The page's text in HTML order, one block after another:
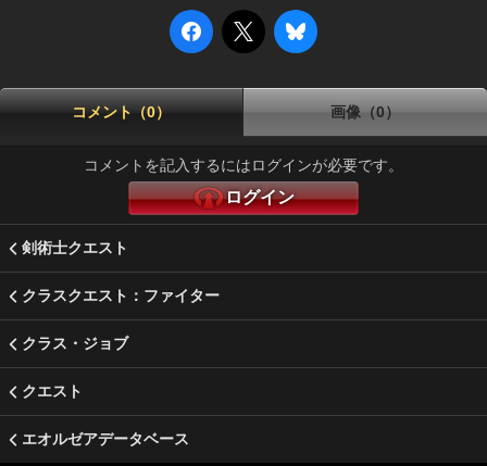
コメント（0） 画像（0）
コメントを記入するにはログインが必要です。
ログイン
剣術士クエスト
クラスクエスト：ファイター
クラス・ジョブ
クエスト
エオルゼアデータベース